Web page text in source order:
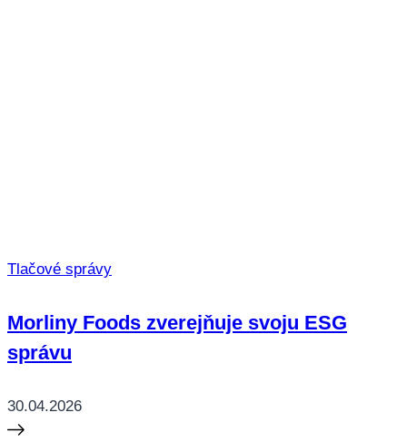
Tlačové správy
Morliny Foods zverejňuje svoju ESG
správu
30.04.2026